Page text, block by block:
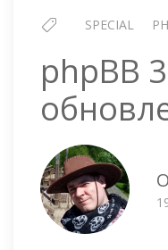
SPECIAL
phpBB